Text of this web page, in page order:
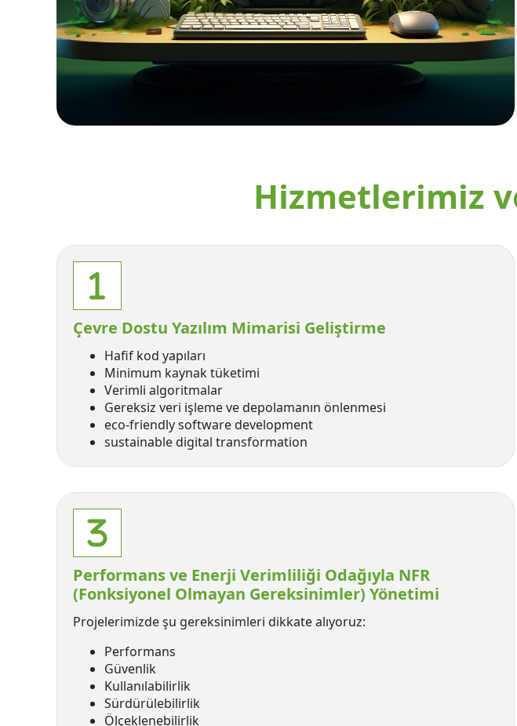
Hizmetlerimiz
Çevre Dostu Yazılım Mimarisi Geliştirme
Hafif kod yapıları
Minimum kaynak tüketimi
Verimli algoritmalar
Gereksiz veri işleme ve depolamanın önlenmesi
eco-friendly software development
sustainable digital transformation
Performans ve Enerji Verimliliği Odağıyla NFR
(Fonksiyonel Olmayan Gereksinimler) Yönetimi
Projelerimizde şu gereksinimleri dikkate alıyoruz:
Performans
Güvenlik
Kullanılabilirlik
Sürdürülebilirlik
Ölçeklenebilirlik